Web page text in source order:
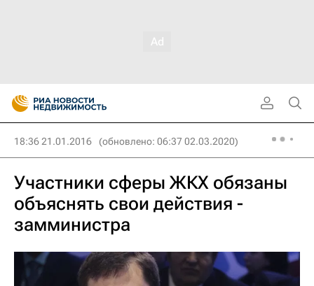
18:36 21.01.2016 (обновлено: 06:37 02.03.2020)
Участники сферы ЖКХ обязаны
объяснять свои действия -
замминистра